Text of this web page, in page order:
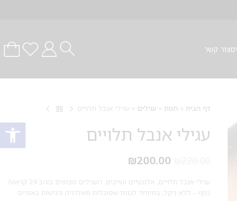
פתח
צור קשר
דף הבית » חנות » עגילים » עגילי אנבל תלויים
עגילי אנבל תלויים
₪200.00
עגילי אנבל תלויים, אלגנטיים ושיקים. העגילים מצופים בזהב 24 קראט/
כסף – ללא ניקל, במיוחד לבנות שסובלות מאלרגיה ורגישות באזניים.